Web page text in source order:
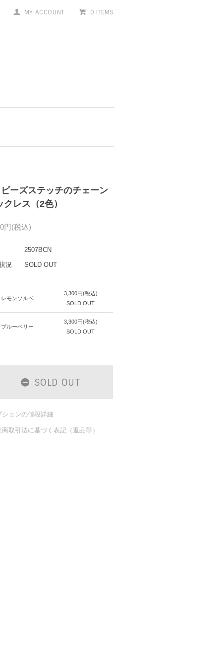
MY ACCOUNT 0 ITEMS
ビーズステッチのチェーン
クレス（2色）
円(税込)
2507BCN
況
SOLD OUT
レモンソルベ
3,300円(税込)
SOLD OUT
ブルーベリー
3,300円(税込)
SOLD OUT
SOLD OUT
ションの値段詳細
商取引法に基づく表記（返品等）